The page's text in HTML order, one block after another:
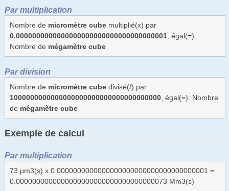
Par multiplication
Nombre de micromètre cubemultiplié(x) par
0.0000000000000000000000000000000000001, égal(=):
Nombre de mégamètre cube
Par division
Nombre de micromètre cubedivisé(/) par
1000000000000000000000000000000000000, égal(=): Nombre
de mégamètre cube
Exemple de calcul
Par multiplication
73 µm3(s) x 0.0000000000000000000000000000000000001 =
0.0000000000000000000000000000000000073 Mm3(s)